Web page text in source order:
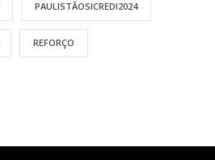
PAULISTÃOSICREDI2024
REFORÇO